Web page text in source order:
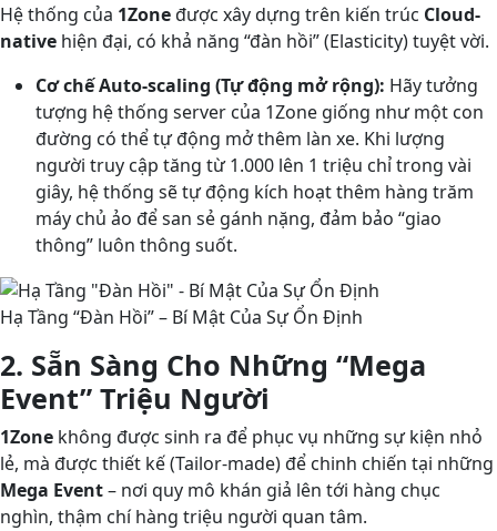
Hệ thống của 1Zoneđược xây dựng trên kiến trúc Cloud-
native hiện đại, có khả năng “đàn hồi” (Elasticity) tuyệt vời.
Cơ chế Auto-scaling (Tự động mở rộng): Hãy tưởng
tượng hệ thống server của 1Zone giống như một con
đường có thể tự động mở thêm làn xe. Khi lượng
người truy cập tăng từ 1.000 lên 1 triệu chỉ trong vài
giây, hệ thống sẽ tự động kích hoạt thêm hàng trăm
máy chủ ảo để san sẻ gánh nặng, đảm bảo “giao
thông” luôn thông suốt.
Hạ Tầng “Đàn Hồi” – Bí Mật Của Sự Ổn Định
2. Sẵn Sàng Cho Những “Mega
Event” Triệu Người
1Zone không được sinh ra để phục vụ những sự kiện nhỏ
lẻ, mà được thiết kế (Tailor-made) để chinh chiến tại những
Mega Event– nơi quy mô khán giả lên tới hàng chục
nghìn, thậm chí hàng triệu người quan tâm.